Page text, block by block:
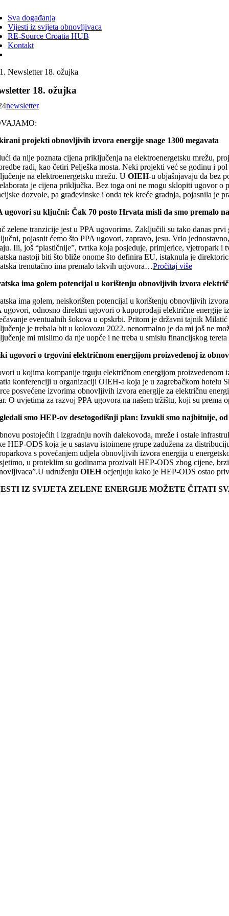
Sva događanja
Vijesti iz svijeta obnovljivaca
RE-Source Croatia HUB
Kontakt
Newsletter 18. ožujka
18. ožujka
newsletter
projekti obnovljivih izvora energije snage 1300 megavata
da nije poznata cijena priključenja na elektroenergetsku mrežu,
radi, kao četiri Pelješka mosta. Neki projekti već se godinu i
na elektroenergetsku mrežu. U OIEH-u objašnjavaju da bez
je cijena priključka. Bez toga oni ne mogu sklopiti ugovor o
dozvole, pa građevinske i onda tek kreće gradnja, pojasnila je
ugovori su ključni: Čak 70 posto Hrvata misli da smo premalo
zelene tranzicije jest u PPA ugovorima. Zaključili su tako danas
pojasnit ćemo što PPA ugovori, zapravo, jesu. Vrlo
Ili, još “plastičnije”, tvrtka koja posjeduje, primjerice, vjetropark i
nastoji biti što bliže onome što definira EU, istaknula je
trenutačno ima premalo takvih ugovora…Pročitaj više
ima golem potencijal u korištenju obnovljivih izvora
ima golem, neiskorišten potencijal u korištenju obnovljivih
ugovori, odnosno direktni ugovori o kupoprodaji električne energije
eventualnih šokova u opskrbi. Pritom je državni tajnik
je trebala bit u kolovozu 2022. nenormalno je da mi još ne
mi mislimo da nje uopće i ne treba u smislu financijskog
ugovori o trgovini električnom energijom proizvedenoj iz
u kojima kompanije trguju električnom energijom proizvedenom
konferenciji u organizaciji OIEH-a koja je u zagrebačkom hotelu
posvećene izvorima obnovljivih izvora energije za električnu
O uvjetima za razvoj PPA ugovora na našem tržištu, koji su
smo HEP-ov desetogodišnji plan: Izvukli smo najbitnije,
postojećih i izgradnju novih dalekovoda, mreže i ostale
HEP-ODS koja je u sastavu istoimene grupe zadužena za
s povećanjem udjela obnovljivih izvora energija u
u proteklim su godinama prozivali HEP-ODS zbog cijene,
udruženju OIEHocjenjuju kako je HEP-ODS ostao
IZ SVIJETA ZELENE ENERGIJE MOŽETE ČITATI